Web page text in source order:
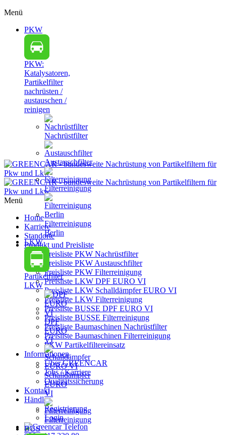
Menü
PKW
PKW:
Katalysatoren,
Partikelfilter
nachrüsten /
austauschen /
reinigen
Nachrüstfilter
Austauschfilter
Filterreinigung
Filterreinigung
Berlin
LKW
Partikelfilter
LKW
DPF
EURO
VI
Schalldämpfer
EURO
VI
Filterreinigung
BUS
Menü
Home
Karriere
Standorte
Produkt und Preisliste
Preisliste PKW Nachrüstfilter
Preisliste PKW Austauschfilter
Preisliste PKW Filterreinigung
Preisliste LKW DPF EURO VI
Preisliste LKW Schalldämpfer EURO VI
Preisliste LKW Filterreinigung
Preisliste BUSSE DPF EURO VI
Preisliste BUSSE Filterreinigung
Preisliste Baumaschinen Nachrüstfilter
Preisliste Baumaschinen Filterreinigung
PKW Partikelfiltereinsatz
Informationen
Über GREENCAR
Jobs / Karriere
Qualitätssicherung
Kontakt
Händler
Registrierung
Login